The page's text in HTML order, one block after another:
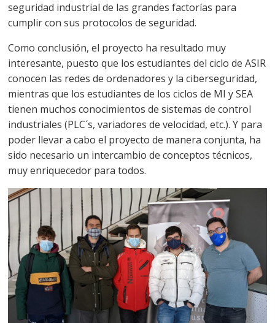
seguridad industrial de las grandes factorías para
cumplir con sus protocolos de seguridad.
Como conclusión, el proyecto ha resultado muy
interesante, puesto que los estudiantes del ciclo de ASIR
conocen las redes de ordenadores y la ciberseguridad,
mientras que los estudiantes de los ciclos de MI y SEA
tienen muchos conocimientos de sistemas de control
industriales (PLC´s, variadores de velocidad, etc.). Y para
poder llevar a cabo el proyecto de manera conjunta, ha
sido necesario un intercambio de conceptos técnicos,
muy enriquecedor para todos.